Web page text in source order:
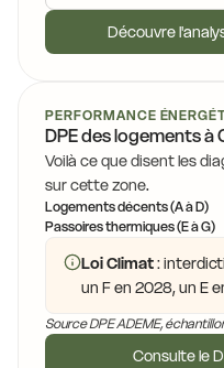
Découvre
PERFORMANCE
DPE des logements à
Voilà ce que disent les
sur cette zone.
Logements décents (A à D)
Passoires thermiques (E à G)
Loi Climat:
un F en 2028, un E
Source DPE ADEME,
Consulte le